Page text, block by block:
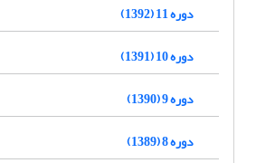
دوره 11 (1392)
دوره 10 (1391)
دوره 9 (1390)
دوره 8 (1389)